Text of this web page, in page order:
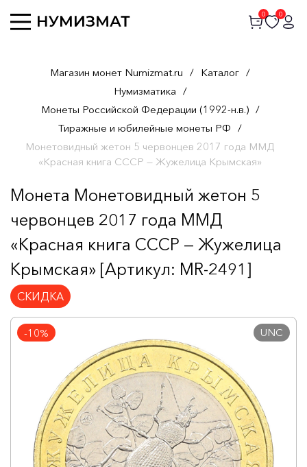
0 0
Магазин монет Numizmat.ru / Каталог /
Нумизматика /
Монеты Российской Федерации (1992-н.в.) /
Тиражные и юбилейные монеты РФ /
Монетовидный жетон 5 червонцев 2017 года ММД
«Красная книга СССР — Жужелица Крымская»
Монета Монетовидный жетон 5
червонцев 2017 года ММД
«Красная книга СССР — Жужелица
Крымская» [Артикул: MR-2491]
СКИДКА
-10% UNC